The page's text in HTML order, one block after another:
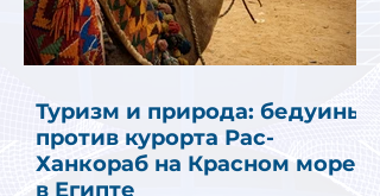
Туризм и природа: бедуины
против курорта Рас-
Ханкораб на Красном море
в Египте